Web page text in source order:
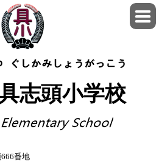
志頭小学校
番地